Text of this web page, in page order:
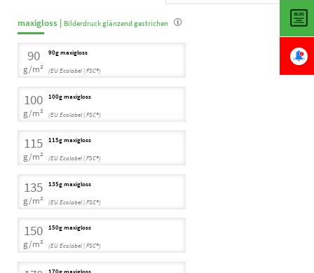
maxigloss | Bilderdruck glänzend gestrichen
90
g/m²
90g maxigloss
(EU Ecolabel | FSC®)
100
g/m²
100g maxigloss
(EU Ecolabel | FSC®)
115
g/m²
115g maxigloss
(EU Ecolabel | FSC®)
135
g/m²
135g maxigloss
(EU Ecolabel | FSC®)
150
g/m²
150g maxigloss
(EU Ecolabel | FSC®)